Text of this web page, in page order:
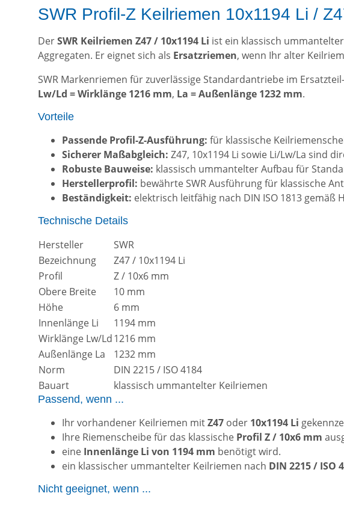
SWR Profil-Z Keilriemen 10x1194 Li /
DerSWR Keilriemen Z47 / 10x1194 Li ist ein klassisch
Aggregaten. Er eignet sich als Ersatzriemen, wenn Ihr alter
SWR Markenriemen für zuverlässige Standardantriebe im
Lw/Ld = Wirklänge 1216 mm, La = Außenlänge 1232 mm.
Vorteile
Passende Profil-Z-Ausführung: für klassische
Sicherer Maßabgleich: Z47, 10x1194 Li sowie Li/Lw/La sind
Robuste Bauweise: klassisch ummantelter Aufbau für
Herstellerprofil: bewährte SWR Ausführung für klassische
Beständigkeit: elektrisch leitfähig nach DIN ISO 1813 gemäß
Technische Details
Hersteller
SWR
Bezeichnung
Z47 / 10x1194 Li
Profil
Z / 10x6 mm
Obere Breite
10 mm
Höhe
6 mm
Innenlänge Li
1194 mm
Wirklänge Lw/Ld1216 mm
Außenlänge La
1232 mm
Norm
DIN 2215 / ISO 4184
Bauart
klassisch ummantelter Keilriemen
Passend, wenn ...
Ihr vorhandener Keilriemen mitZ47 oder 10x1194 Li
Ihre Riemenscheibe für das klassische Profil Z / 10x6 mm
eine Innenlänge Li von 1194 mm benötigt wird.
ein klassischer ummantelter Keilriemen nach DIN 2215 / ISO
Nicht geeignet, wenn ...